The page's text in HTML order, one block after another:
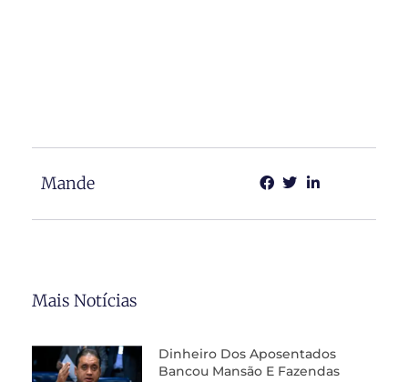
Mande
Mais Notícias
Dinheiro Dos Aposentados
Bancou Mansão E Fazendas